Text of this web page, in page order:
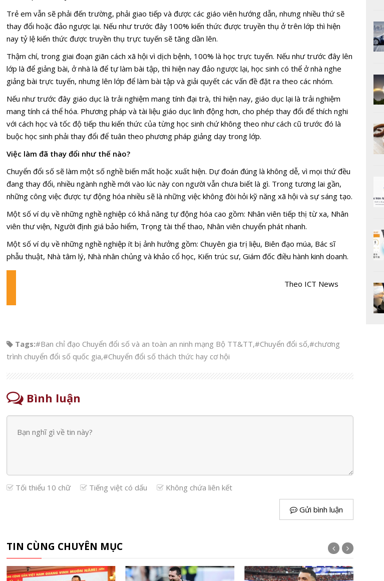
Trẻ em vẫn sẽ phải đến trường, phải giao tiếp và được các giáo viên hướng dẫn, nhưng nhiều thứ sẽ
thay đổi hoặc đảo ngược lại. Nếu như trước đây 100% kiến thức được truyền thụ ở trên lớp thì hiện
nay tỷ lệ kiến thức được truyền thụ trực tuyến sẽ tăng dần lên.
Thậm chí, trong giai đoạn giãn cách xã hội vì dịch bệnh, 100% là học trực tuyến. Nếu như trước đây lên
lớp là để giảng bài, ở nhà là để tự làm bài tập, thì hiện nay đảo ngược lại, học sinh có thể ở nhà nghe
giảng bài trực tuyến, nhưng lên lớp để làm bài tập và giải quyết các vấn đề đặt ra theo các nhóm.
Nếu như trước đây giáo dục là trải nghiệm mang tính đại trà, thì hiện nay, giáo dục lại là trải nghiệm
mang tính cá thể hóa. Phương pháp và tài liệu giáo dục linh động hơn, cho phép thay đổi để thích nghi
với cách học và tốc độ tiếp thu kiến thức của từng học sinh chứ không theo như cách cũ trước đó là
buộc học sinh phải thay đổi để tuân theo phương pháp giảng dạy trong lớp.
Việc làm đã thay đổi như thế nào?
Chuyển đổi số sẽ làm một số nghề biến mất hoặc xuất hiện. Dự đoán đúng là không dễ, vì mọi thứ đều
đang thay đổi, nhiều ngành nghề mới vào lúc này con người vẫn chưa biết là gì. Trong tương lai gần,
những công việc được tự động hóa nhiều sẽ là những việc không đòi hỏi kỹ năng xã hội và sự sáng tạo.
Một số ví dụ về những nghề nghiệp có khả năng tự động hóa cao gồm: Nhân viên tiếp thị từ xa, Nhân
viên thư viện, Người định giá bảo hiểm, Trọng tài thể thao, Nhân viên chuyển phát nhanh.
Một số ví dụ về những nghề nghiệp ít bị ảnh hưởng gồm: Chuyên gia trị liệu, Biên đạo múa, Bác sĩ
phẫu thuật, Nhà tâm lý, Nhà nhân chủng và khảo cổ học, Kiến trúc sư, Giám đốc điều hành kinh doanh.
Theo ICT News
Tags:#Ban chỉ đạo Chuyển đổi số và an toàn an ninh mạng Bộ TT&TT,#Chuyển đổi số,#chương
trình chuyển đổi số quốc gia,#Chuyển đổi số thách thức hay cơ hội
Bình luận
Tối thiểu 10 chữ Tiếng việt có dấu Không chứa liên kết
Gửi bình luận
TIN CÙNG CHUYÊN MỤC